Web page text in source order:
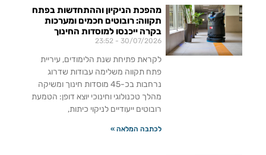
מהפכת הניקיון וההתחדשות בפתח
תקווה: רובוטים חכמים ומערכות
בקרה ייכנסו למוסדות החינוך
30/07/2026
לקראת פתיחת שנת הלימודים, עיריית
פתח תקווה משלימה עבודות שדרוג
נרחבות בכ-45 מוסדות חינוך ומשיקה
מהלך טכנולוגי וחינוכי יוצא דופן: הטמעת
רובוטים ייעודיים לניקוי כיתות,
לכתבה המלאה »